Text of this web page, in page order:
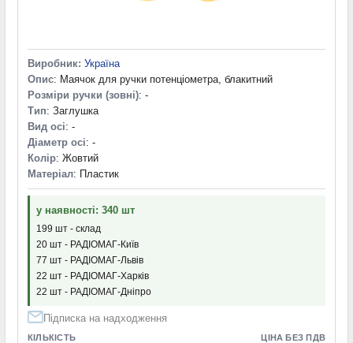
Виробник: Україна
Опис: Маячок для ручки потенціометра, блакитний
Розміри ручки (зовні): -
Тип: Заглушка
Вид осі: -
Діаметр осі: -
Колір: Жовтий
Матеріал: Пластик
у наявності: 340 шт
199 шт - склад
20 шт - РАДІОМАГ-Київ
77 шт - РАДІОМАГ-Львів
22 шт - РАДІОМАГ-Харків
22 шт - РАДІОМАГ-Дніпро
Підписка на надходження
КІЛЬКІСТЬ ЦІНА БЕЗ ПДВ